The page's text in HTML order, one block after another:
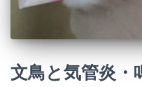
文鳥と気管炎・